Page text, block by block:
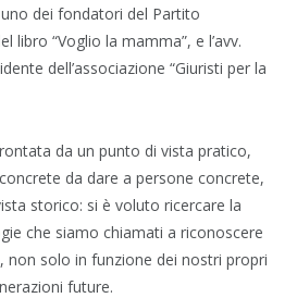
dei fondatori del Partito
libro “Voglio la mamma”, e l’avv.
dell’associazione “Giuristi per la
da un punto di vista pratico,
da dare a persone concrete,
storico: si è voluto ricercare la
che siamo chiamati a riconoscere
non solo in funzione dei nostri propri
future.